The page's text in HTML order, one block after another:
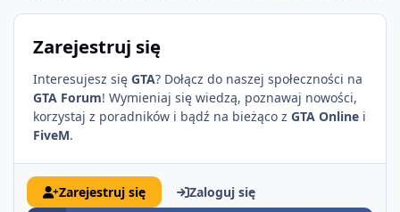
Zarejestruj się
Interesujesz się GTA? Dołącz do naszej społeczności na
GTA Forum! Wymieniaj się wiedzą, poznawaj nowości,
korzystaj z poradników i bądź na bieżąco z GTA Online i
FiveM.
Zarejestruj się
Zaloguj się